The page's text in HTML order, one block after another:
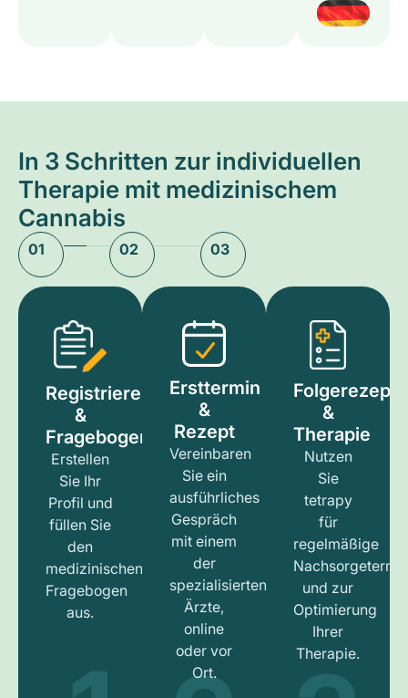
In 3 Schritten zur individuellen
Therapie mit medizinischem
Cannabis
01 02 03
Registrieren
&
Fragebogen
Erstellen
Sie Ihr
Profil und
füllen Sie
den
medizinischen
Fragebogen
aus.
Ersttermin
&
Rezept
Vereinbaren
Sie ein
ausführliches
Gespräch
mit einem
der
spezialisierten
Ärzte,
online
oder vor
Ort.
Folgerezept
&
Therapie
Nutzen
Sie
tetrapy
für
regelmäßige
und zur
Optimierung
Ihrer
Therapie.